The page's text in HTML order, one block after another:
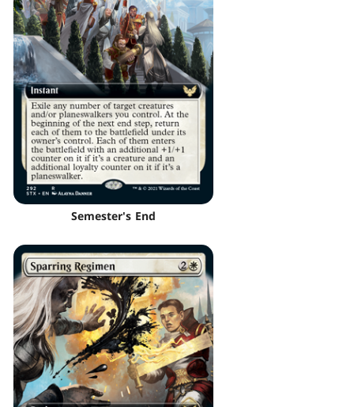
Semester's End